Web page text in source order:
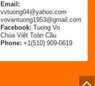
Email:
vvtuong04@yahoo.com
vovantuong1953@gmail.com
Facebook: Tuong Vo
Chùa Việt Toàn Cầu
Phone: +1(510) 909-0619